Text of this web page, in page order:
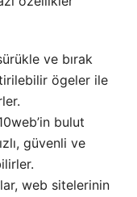
ve bırak
ögeler ile
bulut
güvenli ve
web sitelerinin